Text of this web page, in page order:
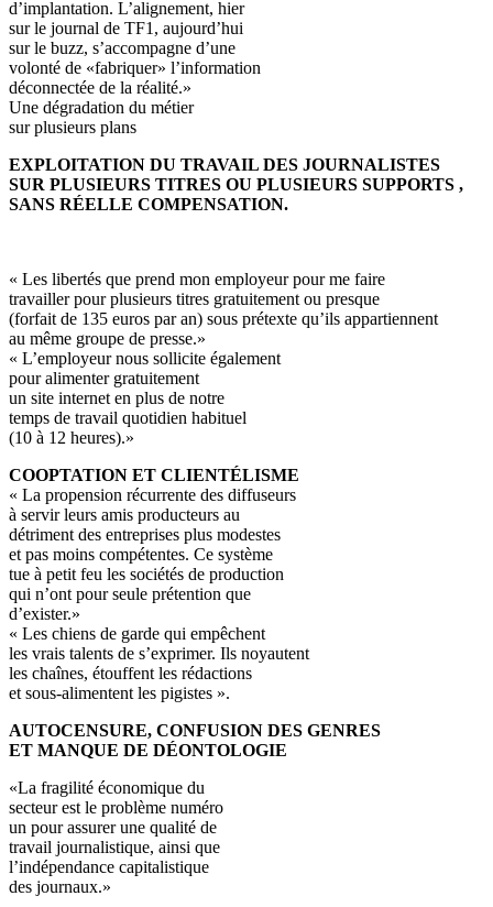
d’implantation. L’alignement, hier
sur le journal de TF1, aujourd’hui
sur le buzz, s’accompagne d’une
volonté de «fabriquer» l’information
déconnectée de la réalité.»
Une dégradation du métier
sur plusieurs plans
EXPLOITATION DU TRAVAIL DES JOURNALISTES
SUR PLUSIEURS TITRES OU PLUSIEURS SUPPORTS ,
SANS RÉELLE COMPENSATION.
« Les libertés que prend mon employeur pour me faire
travailler pour plusieurs titres gratuitement ou presque
(forfait de 135 euros par an) sous prétexte qu’ils appartiennent
au même groupe de presse.»
« L’employeur nous sollicite également
pour alimenter gratuitement
un site internet en plus de notre
temps de travail quotidien habituel
(10 à 12 heures).»
COOPTATION ET CLIENTÉLISME
« La propension récurrente des diffuseurs
à servir leurs amis producteurs au
détriment des entreprises plus modestes
et pas moins compétentes. Ce système
tue à petit feu les sociétés de production
qui n’ont pour seule prétention que
d’exister.»
« Les chiens de garde qui empêchent
les vrais talents de s’exprimer. Ils noyautent
les chaînes, étouffent les rédactions
et sous-alimentent les pigistes ».
AUTOCENSURE, CONFUSION DES GENRES
ET MANQUE DE DÉONTOLOGIE
«La fragilité économique du
secteur est le problème numéro
un pour assurer une qualité de
travail journalistique, ainsi que
l’indépendance capitalistique
des journaux.»